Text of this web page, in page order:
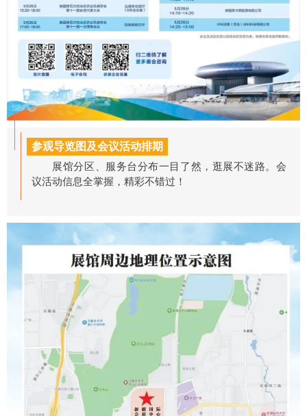
参观导览图及会议活动排期
展馆分区、服务台分布一目了然，逛展不迷路。会
议活动信息全掌握，精彩不错过！